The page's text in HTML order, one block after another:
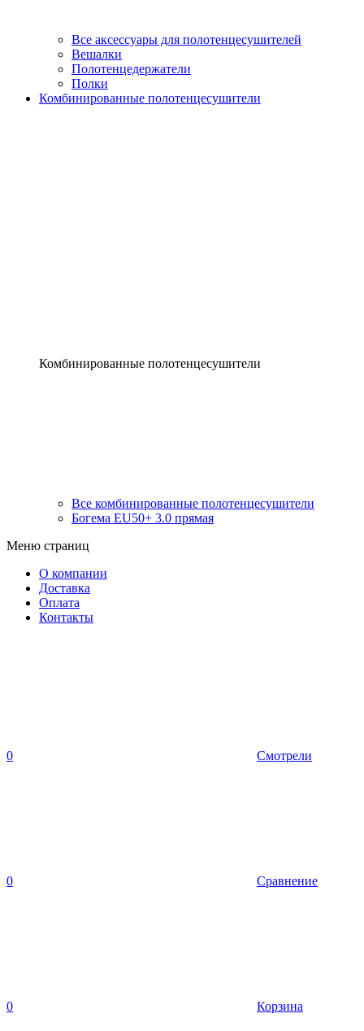
Все аксессуары для полотенцесушителей
Вешалки
Полотенцедержатели
Полки
Комбинированные полотенцесушители
Комбинированные полотенцесушители
Все комбинированные полотенцесушители
Богема EU50+ 3.0 прямая
Меню страниц
О компании
Доставка
Оплата
Контакты
0 Смотрели
0 Сравнение
0 Корзина